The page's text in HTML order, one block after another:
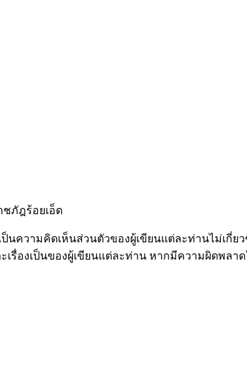
ภัฎร้อยเอ็ด
นความคิดเห็นส่วนตัวของผู้เขียนแต่ละท่านไม่เ
องเป็นของผู้เขียนแต่ละท่าน หากมีความผิดพลา